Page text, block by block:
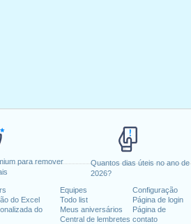
para remover
Quantos dias úteis no ano de
2026?
do Excel
do
Equipes
Todo list
Meus aniversários
Central de lembretes
Configuração
Página de login
Página de
contato